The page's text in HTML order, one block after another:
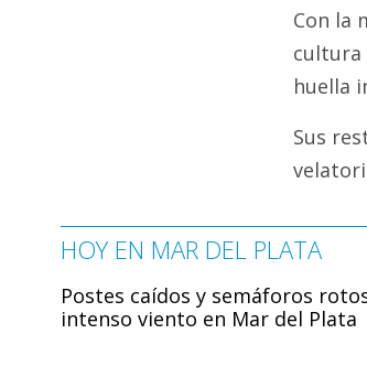
Con la
cultura
huella
Sus
HOY EN MAR DEL PLATA
Postes caídos y semáforos
intenso viento en Mar del Plata